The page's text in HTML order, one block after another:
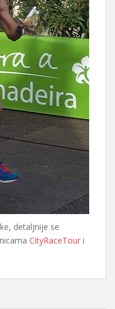
detaljnije se
CityRaceTour i